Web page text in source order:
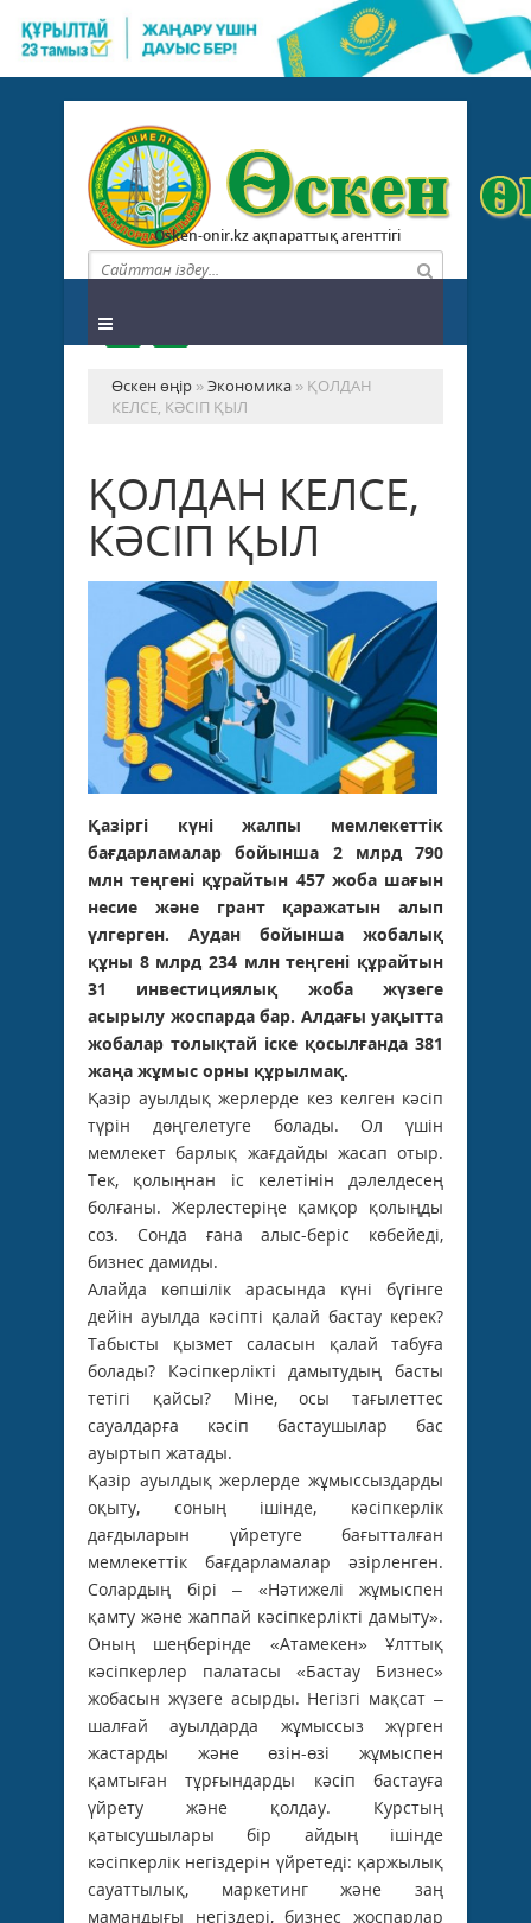
Osken-onir.kz ақпараттық агенттігі
Өскен өңір »Экономика » ҚОЛДАН
КЕЛСЕ, КӘСІП ҚЫЛ
ҚОЛДАН КЕЛСЕ,
КӘСІП ҚЫЛ
Қазіргі күні жалпы мемлекеттік
бағдарламалар бойынша 2 млрд 790
млн теңгені құрайтын 457 жоба шағын
несие және грант қаражатын алып
үлгерген. Аудан бойынша жобалық
құны 8 млрд 234 млн теңгені құрайтын
31 инвестициялық жоба жүзеге
асырылу жоспарда бар. Алдағы уақытта
жобалар толықтай іске қосылғанда 381
жаңа жұмыс орны құрылмақ.
Қазір ауылдық жерлерде кез келген кәсіп
түрін дөңгелетуге болады. Ол үшін
мемлекет барлық жағдайды жасап отыр.
Тек, қолыңнан іс келетінін дәлелдесең
болғаны. Жерлестеріңе қамқор қолыңды
соз. Сонда ғана алыс-беріс көбейеді,
бизнес дамиды.
Алайда көпшілік арасында күні бүгінге
дейін ауылда кәсіпті қалай бастау керек?
Табысты қызмет саласын қалай табуға
болады? Кәсіпкерлікті дамытудың басты
тетігі қайсы? Міне, осы тағылеттес
сауалдарға кәсіп бастаушылар бас
ауыртып жатады.
Қазір ауылдық жерлерде жұмыссыздарды
оқыту, соның ішінде, кәсіпкерлік
дағдыларын үйретуге бағытталған
мемлекеттік бағдарламалар әзірленген.
Солардың бірі – «Нәтижелі жұмыспен
қамту және жаппай кәсіпкерлікті дамыту».
Оның шеңберінде «Атамекен» Ұлттық
кәсіпкерлер палатасы «Бастау Бизнес»
жобасын жүзеге асырды. Негізгі мақсат –
шалғай ауылдарда жұмыссыз жүрген
жастарды және өзін-өзі жұмыспен
қамтыған тұрғындарды кәсіп бастауға
үйрету және қолдау. Курстың
қатысушылары бір айдың ішінде
кәсіпкерлік негіздерін үйретеді: қаржылық
сауаттылық, маркетинг және заң
мамандығы негіздері, бизнес жоспарлар